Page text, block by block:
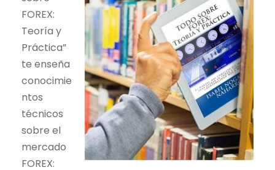
FOREX:
Teoría y
Práctica”
te enseña
conocimie
ntos
técnicos
sobre el
mercado
FOREX: